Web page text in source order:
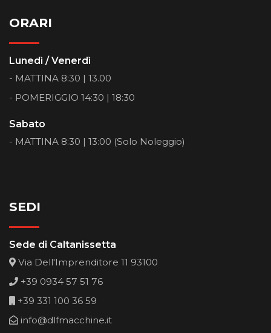
ORARI
Lunedì / Venerdì
- MATTINA 8:30 | 13.00
- POMERIGGIO 14:30 | 18:30
Sabato
- MATTINA 8:30 | 13:00 (Solo Noleggio)
SEDI
Sede di Caltanissetta
Via Dell'Imprenditore 11 93100
+39 0934 57 51 76
+39 331 100 36 59
info@dlfmacchine.it